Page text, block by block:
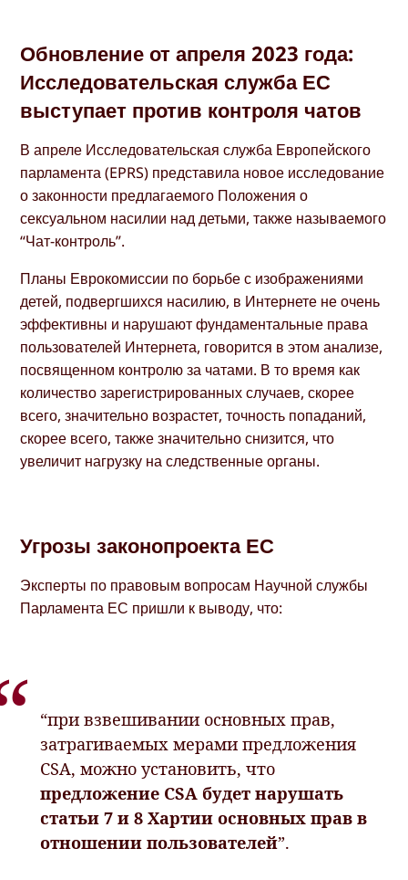
Обновление от апреля 2023 года:
Исследовательская служба ЕС
выступает против контроля чатов
В апреле Исследовательская служба Европейского
парламента (EPRS) представила новое исследование
о законности предлагаемого Положения о
сексуальном насилии над детьми, также называемого
“Чат-контроль”.
Планы Еврокомиссии по борьбе с изображениями
детей, подвергшихся насилию, в Интернете не очень
эффективны и нарушают фундаментальные права
пользователей Интернета, говорится в этом анализе,
посвященном контролю за чатами. В то время как
количество зарегистрированных случаев, скорее
всего, значительно возрастет, точность попаданий,
скорее всего, также значительно снизится, что
увеличит нагрузку на следственные органы.
Угрозы законопроекта ЕС
Эксперты по правовым вопросам Научной службы
Парламента ЕС пришли к выводу, что:
“при взвешивании основных прав,
затрагиваемых мерами предложения
CSA, можно установить, что
предложение CSA будет нарушать
статьи 7 и 8 Хартии основных прав в
отношении пользователей”.